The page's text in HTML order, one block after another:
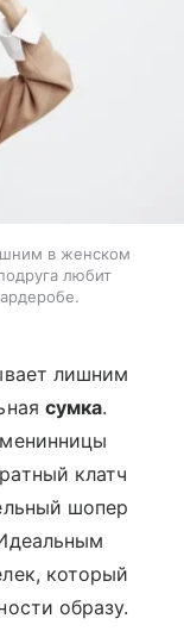
в женском
любит
лишним
сумка.
клатч
шопер
который
образу.